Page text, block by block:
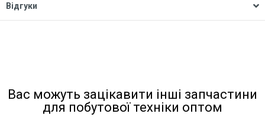
Відгуки
Вас можуть зацікавити інші запчастини
для побутової техніки оптом